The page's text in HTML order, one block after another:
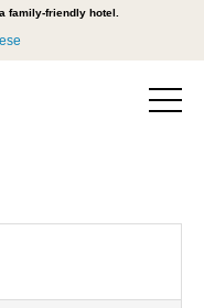
family-friendly hotel.